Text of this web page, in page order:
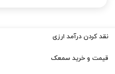
نقد کردن درآمد ارزی
قیمت و خرید سمعک